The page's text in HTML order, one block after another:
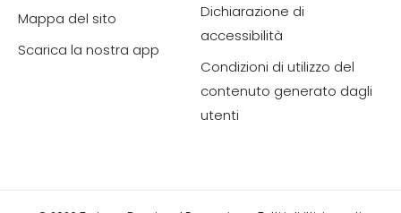
Mappa del sito
Scarica la nostra app
Dichiarazione di
accessibilità
Condizioni di utilizzo del
contenuto generato dagli
utenti